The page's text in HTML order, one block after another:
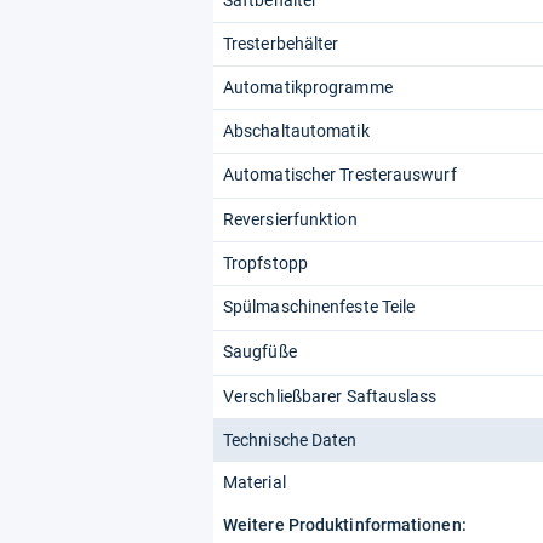
Tresterbehälter
Automatikprogramme
Abschaltautomatik
Automatischer Tresterauswurf
Reversierfunktion
Tropfstopp
Spülmaschinenfeste Teile
Saugfüße
Verschließbarer Saftauslass
Technische Daten
Material
Weitere Produktinformationen: